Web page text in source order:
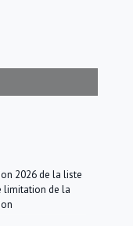
2026 de la liste
limitation de la